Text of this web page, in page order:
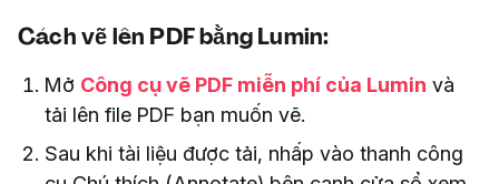
Cách vẽ lên PDF bằng Lumin:
Mở Công cụ vẽ PDF miễn phí của Lumin và
tải lên file PDF bạn muốn vẽ.
Sau khi tài liệu được tải, nhấp vào thanh công